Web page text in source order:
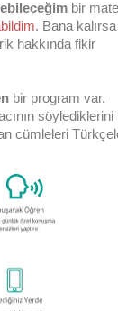
bir
. Bana
hakkında fikir
bir program var.
söylediklerini
cümleleri